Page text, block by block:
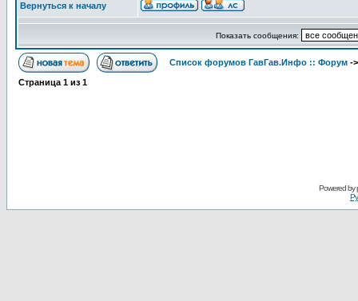
Вернуться к началу
Показать сообщения:
Список форумов ГавГав.Инфо :: Форум -
Страница 1 из 1
Powered by